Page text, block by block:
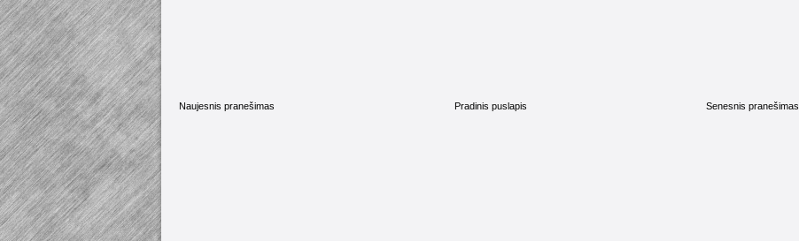
Naujesnis pranešimas Pradinis puslapis Senesnis pranešimas